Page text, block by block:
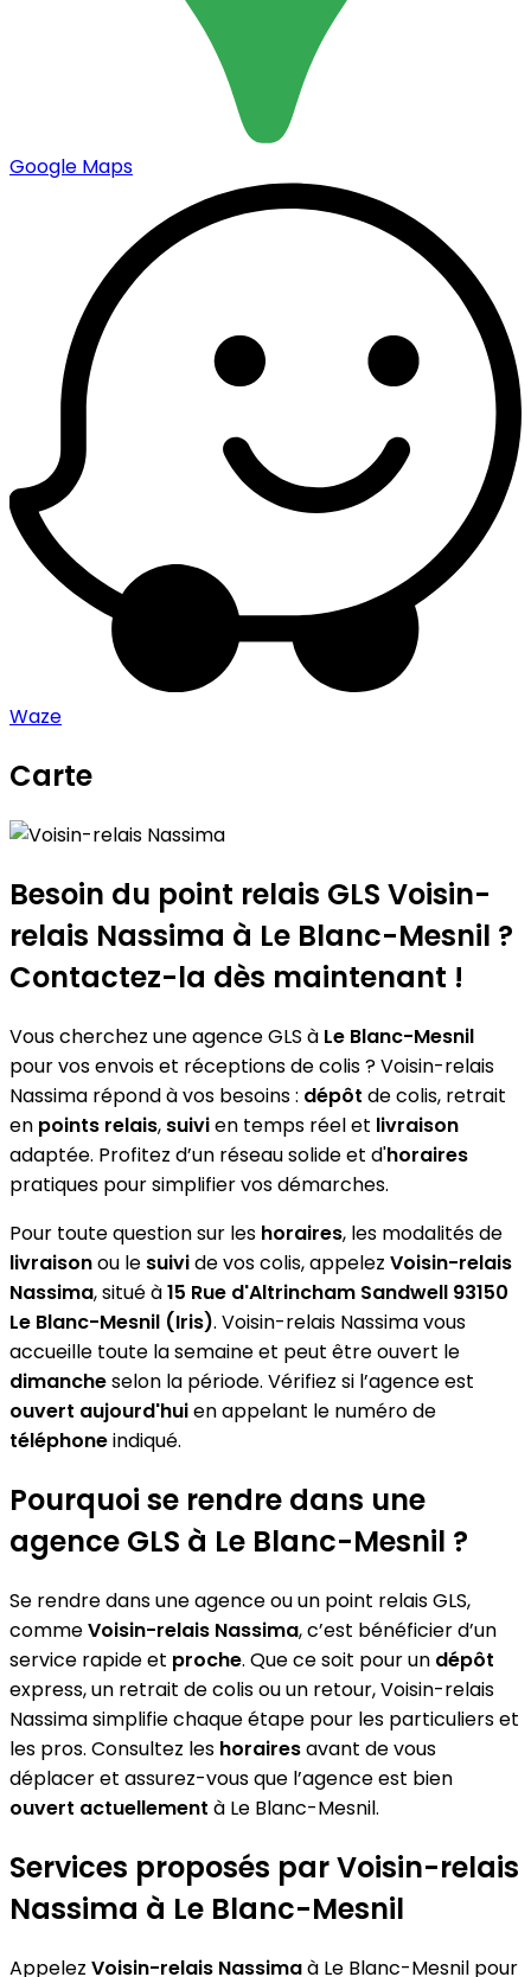
Google Maps
Waze
Carte
Voisin-relais Nassima
+
−
Besoin du point relais GLS Voisin-
relais Nassima à Le Blanc-Mesnil ?
Contactez-la dès maintenant !
Vous cherchez une agence GLS à Le Blanc-Mesnil
pour vos envois et réceptions de colis ? Voisin-relais
Nassima répond à vos besoins : dépôt de colis, retrait
en points relais, suivien temps réel et livraison
adaptée. Profitez d’un réseau solide et d'horaires
pratiques pour simplifier vos démarches.
Pour toute question sur les horaires, les modalités de
livraisonou le suivide vos colis, appelez Voisin-relais
Nassima, situé à15 Rue d'Altrincham Sandwell 93150
Le Blanc-Mesnil (Iris). Voisin-relais Nassima vous
accueille toute la semaine et peut être ouvert le
dimancheselon la période. Vérifiez si l’agence est
ouvert aujourd'huien appelant le numéro de
téléphoneindiqué.
Pourquoi se rendre dans une
agence GLS à Le Blanc-Mesnil ?
Se rendre dans une agence ou un point relais GLS,
commeVoisin-relais Nassima, c’est bénéficier d’un
service rapide et proche. Que ce soit pour un dépôt
express, un retrait de colis ou un retour, Voisin-relais
Nassima simplifie chaque étape pour les particuliers et
les pros. Consultez les horairesavant de vous
déplacer et assurez-vous que l’agence est bien
ouvert actuellement à Le Blanc-Mesnil.
Services proposés par Voisin-relais
Nassima à Le Blanc-Mesnil
Appelez Voisin-relais Nassimaà Le Blanc-Mesnil pour